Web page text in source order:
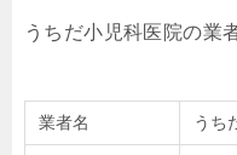
うちだ小児科医院の業
業者名 うち